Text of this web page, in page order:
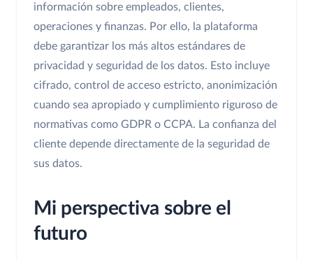
información sobre empleados, clientes,
operaciones y finanzas. Por ello, la plataforma
debe garantizar los más altos estándares de
privacidad y seguridad de los datos. Esto incluye
cifrado, control de acceso estricto, anonimización
cuando sea apropiado y cumplimiento riguroso de
normativas como GDPR o CCPA. La confianza del
cliente depende directamente de la seguridad de
sus datos.
Mi perspectiva sobre el
futuro